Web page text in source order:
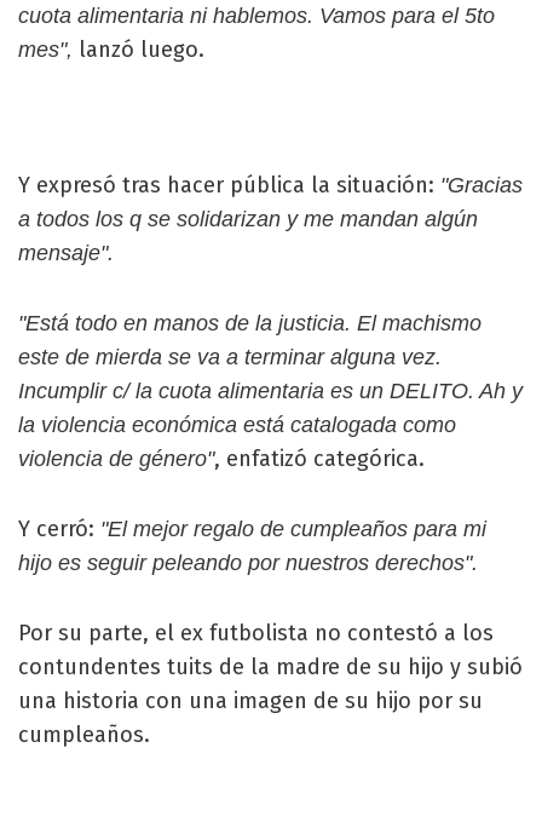
cuota alimentaria ni hablemos. Vamos para el 5to
mes", lanzó luego.
Y expresó tras hacer pública la situación: "Gracias
a todos los q se solidarizan y me mandan algún
mensaje".
"Está todo en manos de la justicia. El machismo
este de mierda se va a terminar alguna vez.
Incumplir c/ la cuota alimentaria es un DELITO. Ah y
la violencia económica está catalogada como
violencia de género", enfatizó categórica.
Y cerró: "El mejor regalo de cumpleaños para mi
hijo es seguir peleando por nuestros derechos".
Por su parte, el ex futbolista no contestó a los
contundentes tuits de la madre de su hijo y subió
una historia con una imagen de su hijo por su
cumpleaños.